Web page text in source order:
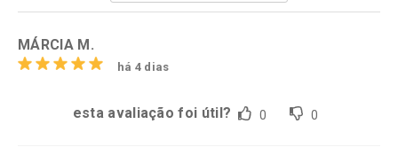
Por R$ 26,95/cada Por R$ 21,99/cada
MÁRCIA M.
há 4 dias
esta avaliação foi útil? 0 0